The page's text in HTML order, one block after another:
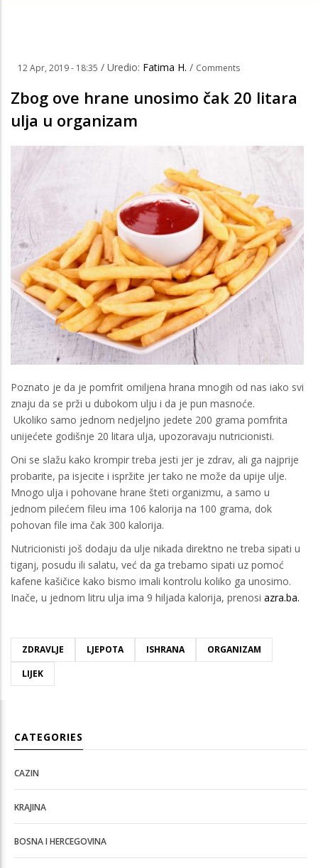
12 Apr, 2019 - 18:35 / Uredio: Fatima H. / Comments
Zbog ove hrane unosimo čak 20 litara
ulja u organizam
Poznato je da je pomfrit omiljena hrana mnogih od nas iako svi
znaju da se prži u dubokom ulju i da je pun masnoće.
Ukoliko samo jednom nedjeljno jedete 200 grama pomfrita
unijećete godišnje 20 litara ulja, upozoravaju nutricionisti.
Oni se slažu kako krompir treba jesti jer je zdrav, ali ga najprije
probarite, pa isjecite i ispržite jer tako ne može da upije ulje.
Mnogo ulja i pohovane hrane šteti organizmu, a samo u
jednom pilećem fileu ima 106 kalorija na 100 grama, dok
pohovan file ima čak 300 kalorija.
Nutricionisti još dodaju da ulje nikada direktno ne treba sipati u
tiganj, posudu ili salatu, već da ga trebamo sipati uz pomoć
kafene kašičice kako bismo imali kontrolu koliko ga unosimo.
Inače, u jednom litru ulja ima 9 hiljada kalorija, prenosi azra.ba.
ZDRAVLJE LJEPOTA ISHRANA
ORGANIZAM
LIJEK
CATEGORIES
CAZIN
KRAJINA
BOSNA I HERCEGOVINA